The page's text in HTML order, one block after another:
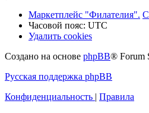
Маркетплейс "Филателия".
Часовой пояс: UTC
Удалить cookies
Создано на основе phpBB® Forum
Русская поддержка phpBB
Конфиденциальность | Правила